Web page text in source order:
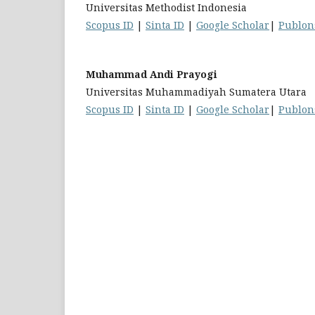
Universitas Methodist Indonesia
Scopus ID | Sinta ID | Google Scholar |
Muhammad Andi Prayogi
Universitas Muhammadiyah Sumatera Utara
Scopus ID | Sinta ID | Google Scholar |